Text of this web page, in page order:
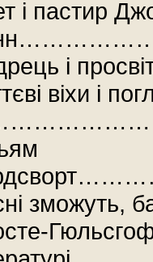
і пастир
і
віхи і
зможуть,
Гюльсгоф